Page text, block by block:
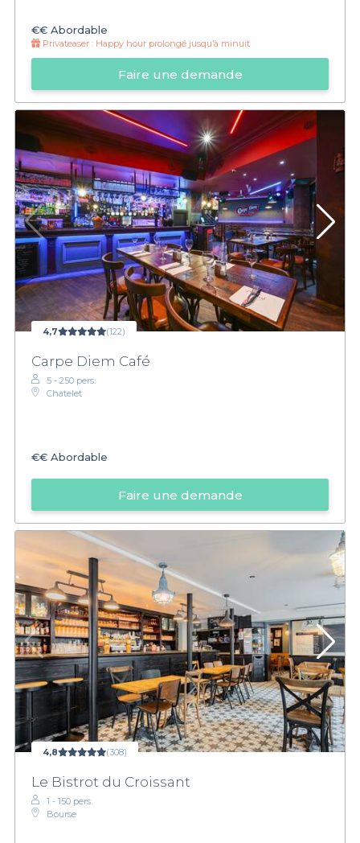
€€ Abordable
Privateaser : Happy hour prolongé jusqu’à minuit
Faire une demande
4,7 (122)
Carpe Diem Café
5 - 250 pers.
Chatelet
€€ Abordable
Faire une demande
4,8 (308)
Le Bistrot du Croissant
1 - 150 pers.
Bourse